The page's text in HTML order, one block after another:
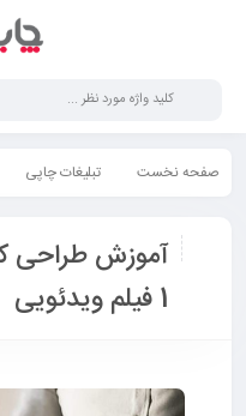
صفحه نخست تبلیغات چاپی
آموزش طراحی
1 فیلم ویدئویی